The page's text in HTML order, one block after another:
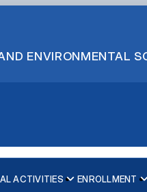
ENVIRONMENTAL
ACTIVITIES ENROLLMENT